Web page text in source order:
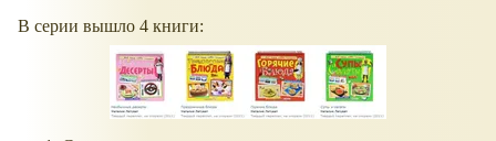
В серии вышло 4 книги: